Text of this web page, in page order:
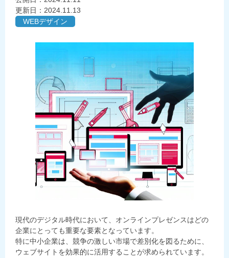
更新日：2024.11.13
WEBデザイン
現代のデジタル時代において、オンラインプレゼンスはどの
企業にとっても重要な要素となっています。
特に中小企業は、競争の激しい市場で差別化を図るために、
ウェブサイトを効果的に活用することが求められています。